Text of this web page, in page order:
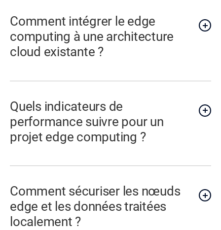
Comment intégrer le edge
computing à une architecture
cloud existante ?
Quels indicateurs de
performance suivre pour un
projet edge computing ?
Comment sécuriser les nœuds
edge et les données traitées
localement ?